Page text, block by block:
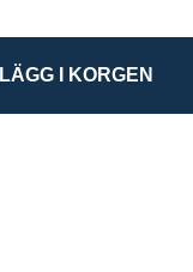
LÄGG I KORGEN